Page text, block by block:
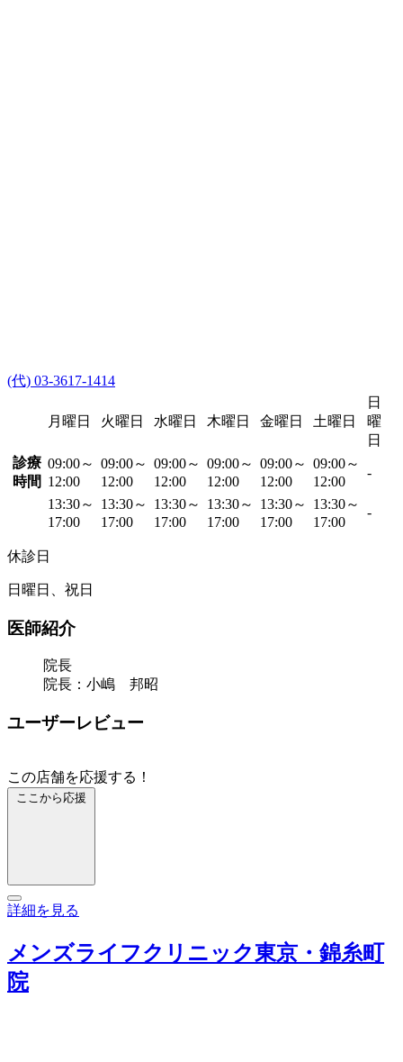
(代) 03-3617-1414
月曜日 火曜日 水曜日 木曜日 金曜日 土曜日
日
曜
日
診療
時間
09:00～
12:00
09:00～
12:00
09:00～
12:00
09:00～
12:00
09:00～
12:00
09:00～
12:00
-
13:30～
17:00
13:30～
17:00
13:30～
17:00
13:30～
17:00
13:30～
17:00
13:30～
17:00
-
休診日
日曜日、祝日
医師紹介
院長
院長：小嶋 邦昭
ユーザーレビュー
この店舗を応援する！
ここから応援
詳細を見る
メンズライフクリニック東京・錦糸町
院